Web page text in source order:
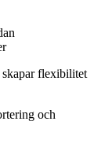
skapar flexibilitet
och